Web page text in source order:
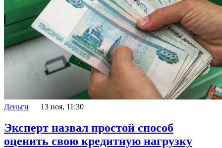
Деньги 13 ноя, 11:30
Эксперт назвал простой способ
оценить свою кредитную нагрузку